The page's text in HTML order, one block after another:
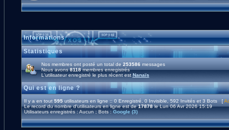
Informations
Statistiques
Nos membres ont posté un total de 253586 messages
Nous avons8118membres enregistrés
L'utilisateur enregistré le plus récent est Nanaïs
Qui est en ligne ?
Il y a en tout 595utilisateurs en ligne :: 0 Enregistré, 0 Invisible, 592 Invités et 3 Bots [
Le record du nombre d'utilisateurs en ligne est de17878le Lun 06 Avr 2026 15:19
Utilisateurs enregistrés : Aucun ; Bots : Google (3)